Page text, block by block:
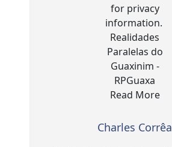
Charles Corrêa